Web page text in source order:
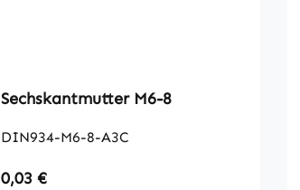
Sechskantmutter M6-8
DIN934-M6-8-A3C
Regulärer Preis:
0,03 €